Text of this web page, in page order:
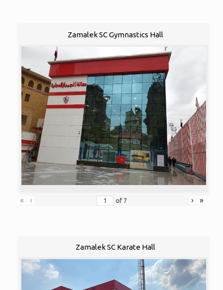
Zamalek SC Gymnastics Hall
« ‹ of 7 › »
Zamalek SC Karate Hall